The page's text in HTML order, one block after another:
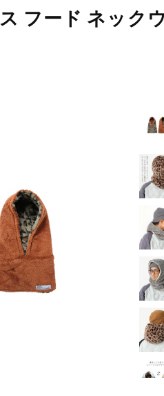
フード ネック